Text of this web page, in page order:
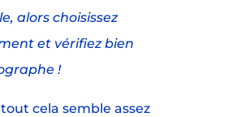
alors choisissez
et vérifiez bien
!
tout cela semble assez